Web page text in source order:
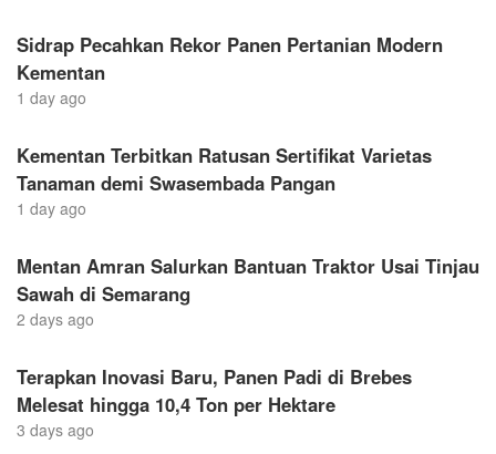
Sidrap Pecahkan Rekor Panen Pertanian Modern
Kementan
1 day ago
Kementan Terbitkan Ratusan Sertifikat Varietas
Tanaman demi Swasembada Pangan
1 day ago
Mentan Amran Salurkan Bantuan Traktor Usai Tinjau
Sawah di Semarang
2 days ago
Terapkan Inovasi Baru, Panen Padi di Brebes
Melesat hingga 10,4 Ton per Hektare
3 days ago